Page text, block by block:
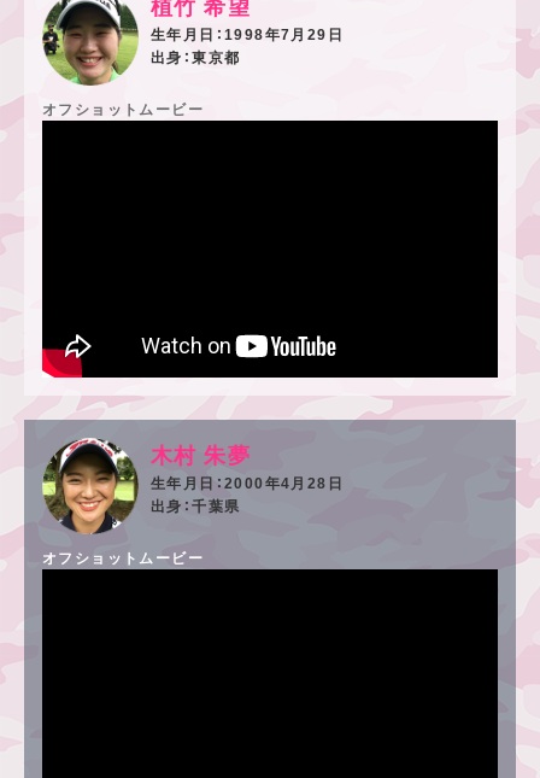
1998年7月29日
東京都
オフショットムービー
木村 朱夢
2000年4月28日
千葉県
オフショットムービー